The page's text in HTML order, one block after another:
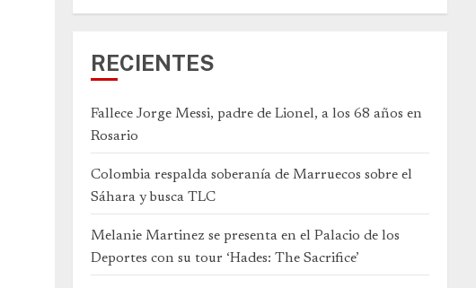
RECIENTES
Fallece Jorge Messi, padre de Lionel, a los 68 años en
Rosario
Colombia respalda soberanía de Marruecos sobre el
Sáhara y busca TLC
Melanie Martinez se presenta en el Palacio de los
Deportes con su tour ‘Hades: The Sacrifice’